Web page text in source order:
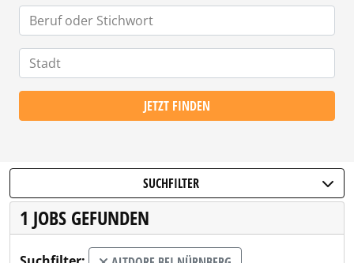
JETZT FINDEN
SUCHFILTER
1 JOBS GEFUNDEN